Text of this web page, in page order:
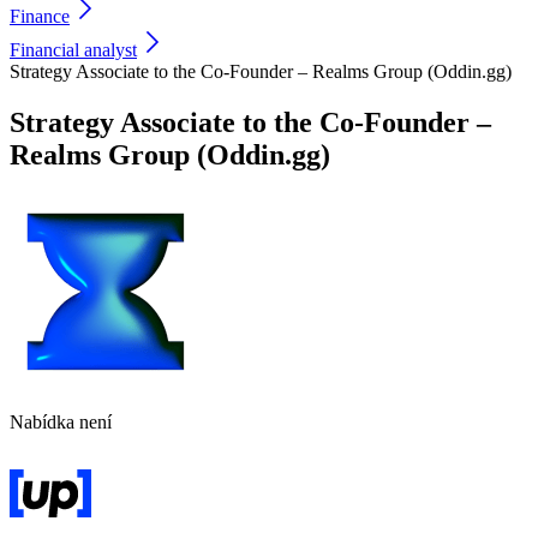
Finance
Financial analyst
Strategy Associate to the Co-Founder – Realms Group (Oddin.gg)
Strategy Associate to the Co-Founder –
Realms Group (Oddin.gg)
Nabídka není